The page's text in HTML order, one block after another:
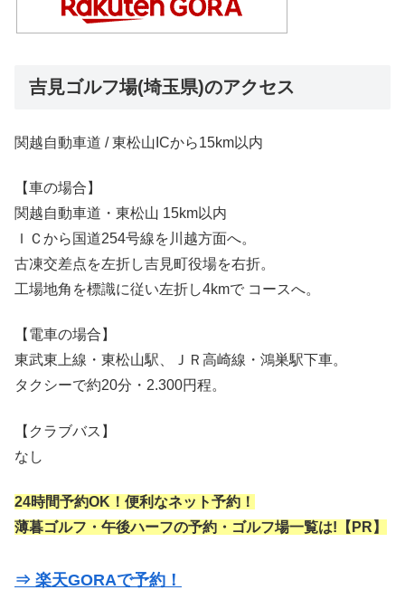
吉見ゴルフ場(埼玉県)のアクセス
関越自動車道 / 東松山ICから15km以内
【車の場合】
関越自動車道・東松山 15km以内
ＩＣから国道254号線を川越方面へ。
古凍交差点を左折し吉見町役場を右折。
工場地角を標識に従い左折し4kmで コースへ。
【電車の場合】
東武東上線・東松山駅、ＪＲ高崎線・鴻巣駅下車。
タクシーで約20分・2.300円程。
【クラブバス】
なし
24時間予約OK！便利なネット予約！
薄暮ゴルフ・午後ハーフの予約・ゴルフ場一覧は!【PR】
⇒ 楽天GORAで予約！